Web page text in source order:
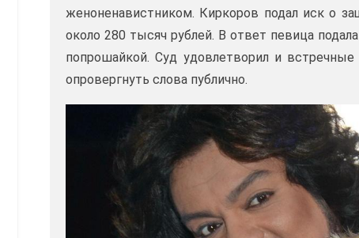
женоненавистником. Киркоров подал иск о
около 280 тысяч рублей. В ответ певица
попрошайкой. Суд удовлетворил и
опровергнуть слова публично.